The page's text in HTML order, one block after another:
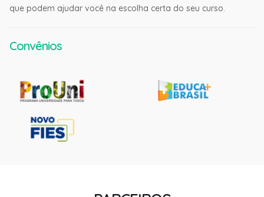
que podem ajudar você na escolha certa do seu curso.
Convênios